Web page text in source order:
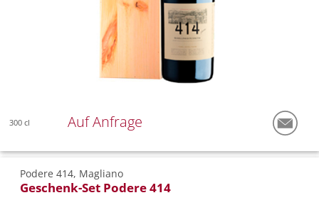
300 cl Auf Anfrage
Podere 414, Magliano
Geschenk-Set Podere 414